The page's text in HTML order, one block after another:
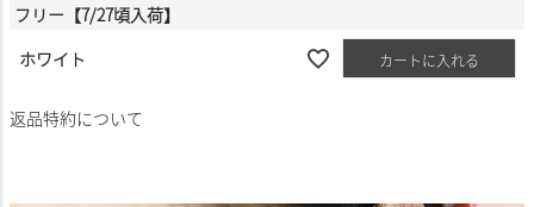
フリー【7/27頃入荷】
ホワイト
カートに入れる
返品特約について